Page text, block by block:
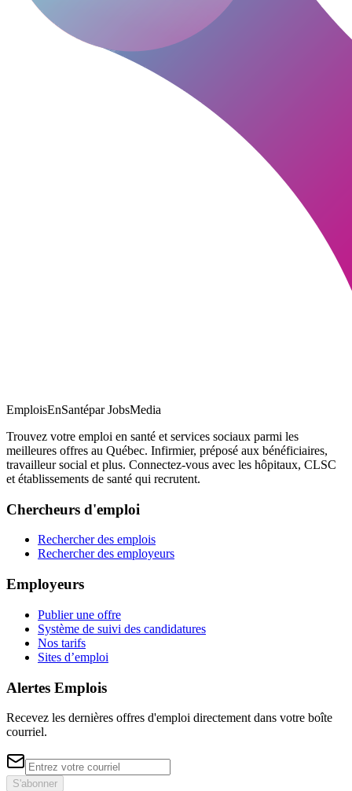
EmploisEnSantépar JobsMedia
Trouvez votre emploi en santé et services sociaux parmi les
meilleures offres au Québec. Infirmier, préposé aux bénéficiaires,
travailleur social et plus. Connectez-vous avec les hôpitaux, CLSC
et établissements de santé qui recrutent.
Chercheurs d'emploi
Rechercher des emplois
Rechercher des employeurs
Employeurs
Publier une offre
Système de suivi des candidatures
Nos tarifs
Sites d’emploi
Alertes Emplois
Recevez les dernières offres d'emploi directement dans votre boîte
courriel.
S'abonner